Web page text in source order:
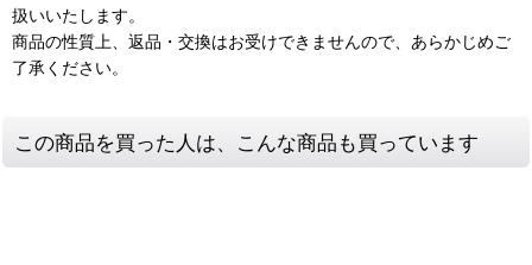
扱いいたします。
商品の性質上、返品・交換はお受けできませんので、あらかじめご
了承ください。
この商品を買った人は、こんな商品も買っています